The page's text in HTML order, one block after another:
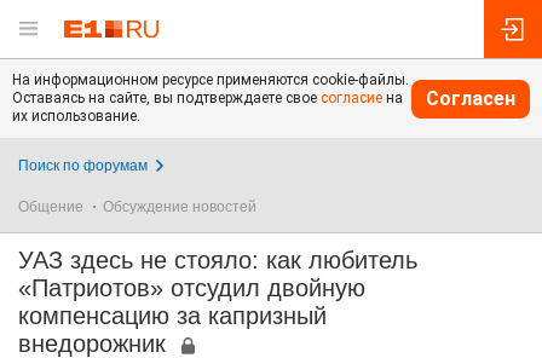
На информационном ресурсе применяются cookie-файлы.
Оставаясь на сайте, вы подтверждаете свое согласие на
их использование.
Согласен
Поиск по форумам
Общение Обсуждение новостей
УАЗ здесь не стояло: как любитель
«Патриотов» отсудил двойную
компенсацию за капризный
внедорожник